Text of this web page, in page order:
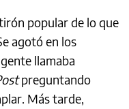
popular de lo que
agotó en los
llamaba
preguntando
Más tarde,